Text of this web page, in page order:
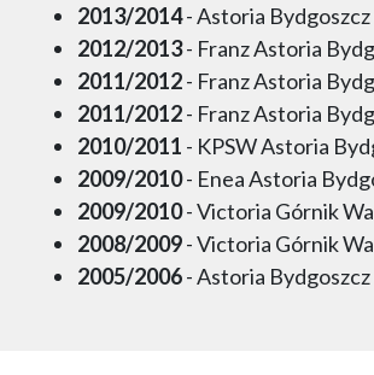
2013/2014- Astoria
2012/2013- Franz Astoria
2011/2012- Franz Astoria
2011/2012- Franz Astoria
2010/2011 - KPSW Astoria
2009/2010- Enea Astoria
2009/2010- Victoria Górnik
2008/2009- Victoria Górnik
2005/2006- Astoria